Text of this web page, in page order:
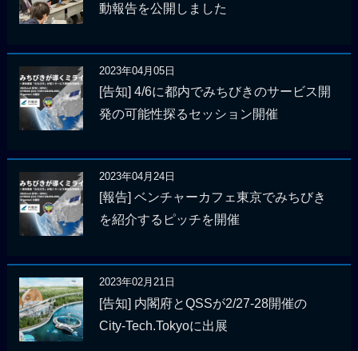
動報告を公開しました
2023年04月05日
[告知] 4/6に都内でみちびきのサービス開
発の可能性探るセッション開催
2023年04月24日
[報告] ベンチャーカフェ東京でみちびき
を紹介するピッチを開催
2023年02月21日
[告知] 内閣府とQSSが2/27-28開催の
City-Tech.Tokyoに出展